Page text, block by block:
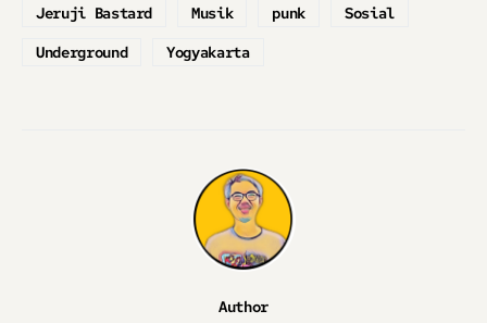
Jeruji Bastard
Musik punk
Sosial
Underground
Yogyakarta
Author